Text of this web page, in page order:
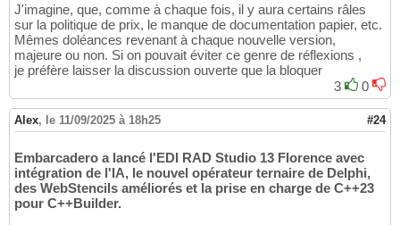
J'imagine, que, comme à chaque fois, il y aura certains râles
sur la politique de prix, le manque de documentation papier, etc.
Mêmes doléances revenant à chaque nouvelle version,
majeure ou non. Si on pouvait éviter ce genre de réflexions ,
je préfère laisser la discussion ouverte que la bloquer
3
0
Alex, le 11/09/2025 à 18h25 #24
Embarcadero a lancé l'EDI RAD Studio 13 Florence avec
intégration de l'IA, le nouvel opérateur ternaire de Delphi,
des WebStencils améliorés et la prise en charge de C++23
pour C++Builder.